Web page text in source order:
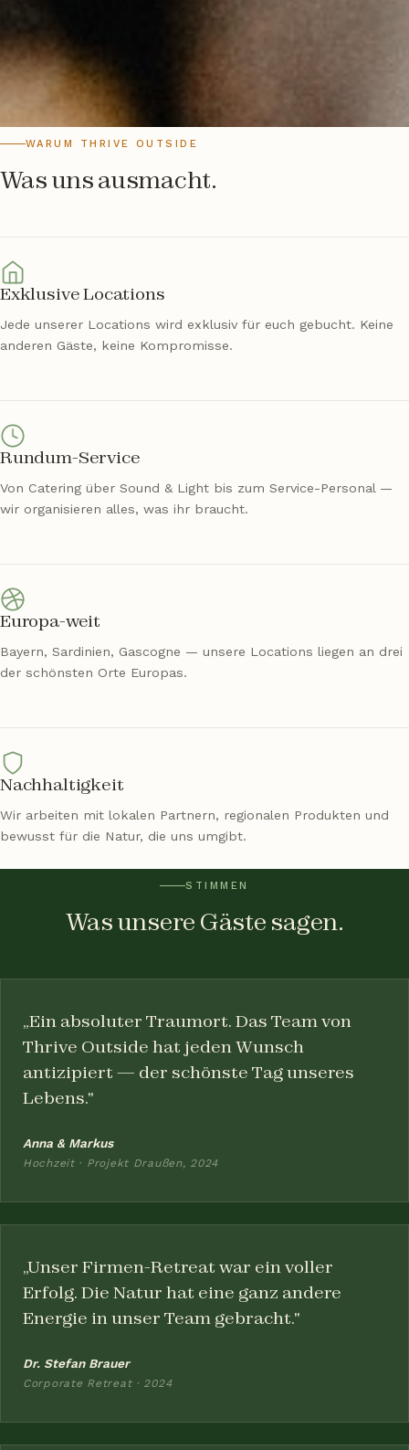
WARUM THRIVE OUTSIDE
Was uns ausmacht.
Exklusive Locations
Jede unserer Locations wird exklusiv für euch gebucht. Keine
anderen Gäste, keine Kompromisse.
Rundum-Service
Von Catering über Sound & Light bis zum Service-Personal —
wir organisieren alles, was ihr braucht.
Europa-weit
Bayern, Sardinien, Gascogne — unsere Locations liegen an drei
der schönsten Orte Europas.
Nachhaltigkeit
Wir arbeiten mit lokalen Partnern, regionalen Produkten und
bewusst für die Natur, die uns umgibt.
STIMMEN
Was unsere Gäste sagen.
„Ein absoluter Traumort. Das Team von
Thrive Outside hat jeden Wunsch
antizipiert — der schönste Tag unseres
Lebens."
Anna & Markus
Hochzeit · Projekt Draußen, 2024
„Unser Firmen-Retreat war ein voller
Erfolg. Die Natur hat eine ganz andere
Energie in unser Team gebracht."
Dr. Stefan Brauer
Corporate Retreat · 2024